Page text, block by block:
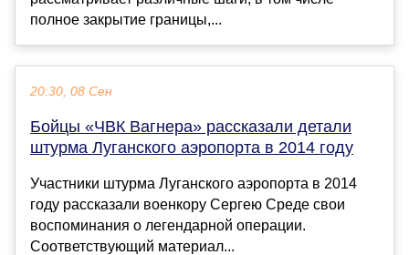
полное закрытие границы,...
20:30, 08 Сен
Бойцы «ЧВК Вагнера» рассказали детали
штурма Луганского аэропорта в 2014 году
Участники штурма Луганского аэропорта в 2014
году рассказали военкору Сергею Среде свои
воспоминания о легендарной операции.
Соответствующий материал...